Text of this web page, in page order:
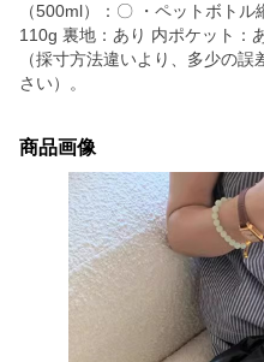
（500ml）：〇 ・ペットボト
110g 裏地：あり 内ポケット：
（採寸方法違いより、多少の
さい）。
商品画像